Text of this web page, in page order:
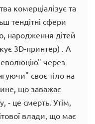
комерціалізує та
тендітні сфери
народження дітей
3D-принтер) . А
через
своє тіло на
що заважає
- це смерть. Утім,
влади, що має